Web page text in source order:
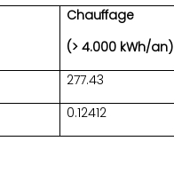
Chauffage
(> 4.000 kWh/an)
277.43
0.12412